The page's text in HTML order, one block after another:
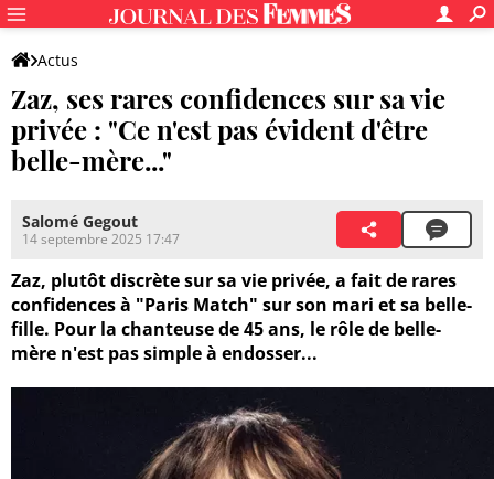
Actus
Zaz, ses rares confidences sur sa vie
privée : "Ce n'est pas évident d'être
belle-mère..."
Salomé Gegout
14 septembre 2025 17:47
Zaz, plutôt discrète sur sa vie privée, a fait de rares
confidences à "Paris Match" sur son mari et sa belle-
fille. Pour la chanteuse de 45 ans, le rôle de belle-
mère n'est pas simple à endosser...